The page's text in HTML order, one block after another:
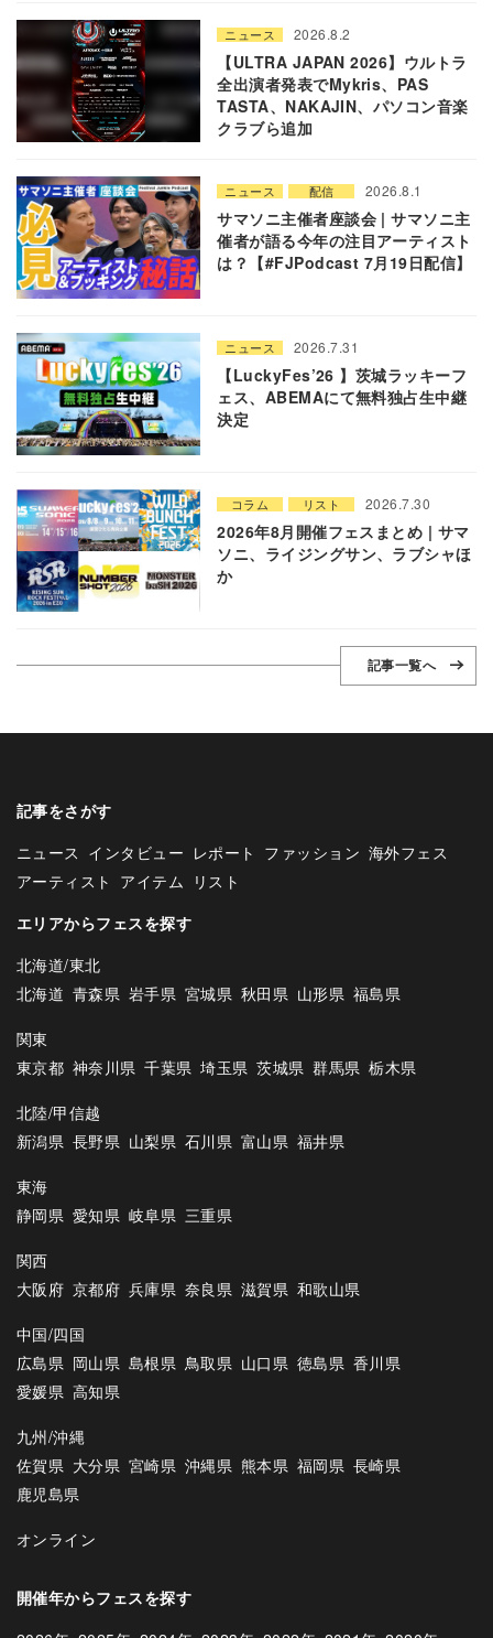
ニュース 2026.8.2
【ULTRA JAPAN 2026】ウルトラ
全出演者発表でMykris、PAS
TASTA、NAKAJIN、パソコン音楽
クラブら追加
ニュース 配信 2026.8.1
サマソニ主催者座談会 | サマソニ主
催者が語る今年の注目アーティスト
は？【#FJPodcast 7月19日配信】
ニュース 2026.7.31
【LuckyFes’26 】茨城ラッキーフ
ェス、ABEMAにて無料独占生中継
決定
コラム リスト 2026.7.30
2026年8月開催フェスまとめ | サマ
ソニ、ライジングサン、ラブシャほ
か
記事一覧へ
記事をさがす
ニュース インタビュー レポート ファッション 海外フェス
アーティスト アイテム リスト
エリアからフェスを探す
北海道/東北
北海道 青森県 岩手県 宮城県 秋田県 山形県 福島県
関東
東京都 神奈川県 千葉県 埼玉県 茨城県 群馬県 栃木県
北陸/甲信越
新潟県 長野県 山梨県 石川県 富山県 福井県
東海
静岡県 愛知県 岐阜県 三重県
関西
大阪府 京都府 兵庫県 奈良県 滋賀県 和歌山県
中国/四国
広島県 岡山県 島根県 鳥取県 山口県 徳島県 香川県
愛媛県 高知県
九州/沖縄
佐賀県 大分県 宮崎県 沖縄県 熊本県 福岡県 長崎県
鹿児島県
オンライン
開催年からフェスを探す